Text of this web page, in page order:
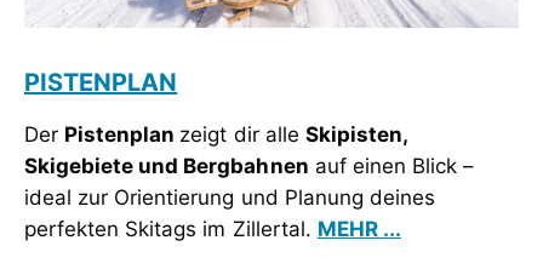
PISTENPLAN
Der Pistenplan zeigt dir alle Skipisten,
Skigebiete und Bergbahnen auf einen Blick –
ideal zur Orientierung und Planung deines
perfekten Skitags im Zillertal. MEHR ...